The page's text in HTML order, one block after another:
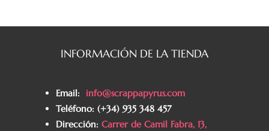
INFORMACIÓN DE LA TIENDA
Email: info@scrappapyrus.com
Teléfono: (+34) 935 348 457
Dirección: Carrer de Camil Fabra, 13,